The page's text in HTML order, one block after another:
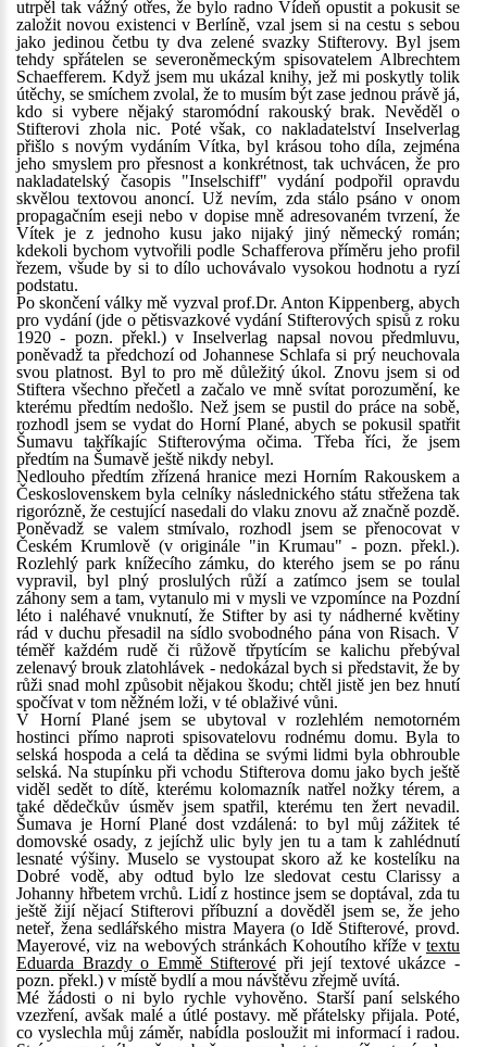
utrpěl tak vážný otřes, že bylo radno Vídeň opustit a pokusit se
založit novou existenci v Berlíně, vzal jsem si na cestu s sebou
jako jedinou četbu ty dva zelené svazky Stifterovy. Byl jsem
tehdy spřátelen se severoněmeckým spisovatelem Albrechtem
Schaefferem. Když jsem mu ukázal knihy, jež mi poskytly tolik
útěchy, se smíchem zvolal, že to musím být zase jednou právě já,
kdo si vybere nějaký staromódní rakouský brak. Nevěděl o
Stifterovi zhola nic. Poté však, co nakladatelství Inselverlag
přišlo s novým vydáním Vítka, byl krásou toho díla, zejména
jeho smyslem pro přesnost a konkrétnost, tak uchvácen, že pro
nakladatelský časopis "Inselschiff" vydání podpořil opravdu
skvělou textovou anoncí. Už nevím, zda stálo psáno v onom
propagačním eseji nebo v dopise mně adresovaném tvrzení, že
Vítek je z jednoho kusu jako nijaký jiný německý román;
kdekoli bychom vytvořili podle Schafferova příměru jeho profil
řezem, všude by si to dílo uchovávalo vysokou hodnotu a ryzí
podstatu.
Po skončení války mě vyzval prof.Dr. Anton Kippenberg, abych
pro vydání (jde o pětisvazkové vydání Stifterových spisů z roku
1920 - pozn. překl.) v Inselverlag napsal novou předmluvu,
poněvadž ta předchozí od Johannese Schlafa si prý neuchovala
svou platnost. Byl to pro mě důležitý úkol. Znovu jsem si od
Stiftera všechno přečetl a začalo ve mně svítat porozumění, ke
kterému předtím nedošlo. Než jsem se pustil do práce na sobě,
rozhodl jsem se vydat do Horní Plané, abych se pokusil spatřit
Šumavu takříkajíc Stifterovýma očima. Třeba říci, že jsem
předtím na Šumavě ještě nikdy nebyl.
Nedlouho předtím zřízená hranice mezi Horním Rakouskem a
Československem byla celníky následnického státu střežena tak
rigorózně, že cestující nasedali do vlaku znovu až značně pozdě.
Poněvadž se valem stmívalo, rozhodl jsem se přenocovat v
Českém Krumlově (v originále "in Krumau" - pozn. překl.).
Rozlehlý park knížecího zámku, do kterého jsem se po ránu
vypravil, byl plný proslulých růží a zatímco jsem se toulal
záhony sem a tam, vytanulo mi v mysli ve vzpomínce na Pozdní
léto i naléhavé vnuknutí, že Stifter by asi ty nádherné květiny
rád v duchu přesadil na sídlo svobodného pána von Risach. V
téměř každém rudě či růžově třpytícím se kalichu přebýval
zelenavý brouk zlatohlávek - nedokázal bych si představit, že by
růži snad mohl způsobit nějakou škodu; chtěl jistě jen bez hnutí
spočívat v tom něžném loži, v té oblaživé vůni.
V Horní Plané jsem se ubytoval v rozlehlém nemotorném
hostinci přímo naproti spisovatelovu rodnému domu. Byla to
selská hospoda a celá ta dědina se svými lidmi byla obhrouble
selská. Na stupínku při vchodu Stifterova domu jako bych ještě
viděl sedět to dítě, kterému kolomazník natřel nožky térem, a
také dědečkův úsměv jsem spatřil, kterému ten žert nevadil.
Šumava je Horní Plané dost vzdálená: to byl můj zážitek té
domovské osady, z jejíchž ulic byly jen tu a tam k zahlédnutí
lesnaté výšiny. Muselo se vystoupat skoro až ke kostelíku na
Dobré vodě, aby odtud bylo lze sledovat cestu Clarissy a
Johanny hřbetem vrchů. Lidí z hostince jsem se doptával, zda tu
ještě žijí nějací Stifterovi příbuzní a dověděl jsem se, že jeho
neteř, žena sedlářského mistra Mayera (o Idě Stifterové, provd.
Mayerové, viz na webových stránkách Kohoutího kříže v textu
Eduarda Brazdy o Emmě Stifterové při její textové ukázce -
pozn. překl.) v místě bydlí a mou návštěvu zřejmě uvítá.
Mé žádosti o ni bylo rychle vyhověno. Starší paní selského
vzezření, avšak malé a útlé postavy. mě přátelsky přijala. Poté,
co vyslechla můj záměr, nabídla posloužit mi informací i radou.